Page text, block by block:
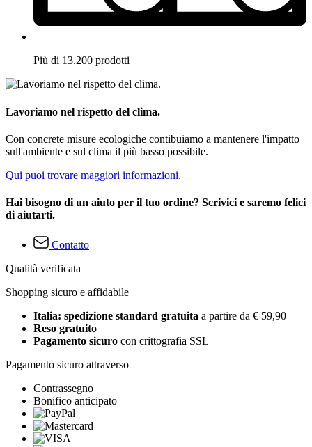
Più di 13.200 prodotti
Lavoriamo nel rispetto del clima.
Con concrete misure ecologiche contibuiamo a mantenere l'impatto
sull'ambiente e sul clima il più basso possibile.
Qui puoi trovare maggiori informazioni.
Hai bisogno di un aiuto per il tuo ordine? Scrivici e saremo felici
di aiutarti.
Contatto
Qualità verificata
Shopping sicuro e affidabile
Italia: spedizione standard gratuita a partire da € 59,90
Reso gratuito
Pagamento sicuro con crittografia SSL
Pagamento sicuro attraverso
Contrassegno
Bonifico anticipato